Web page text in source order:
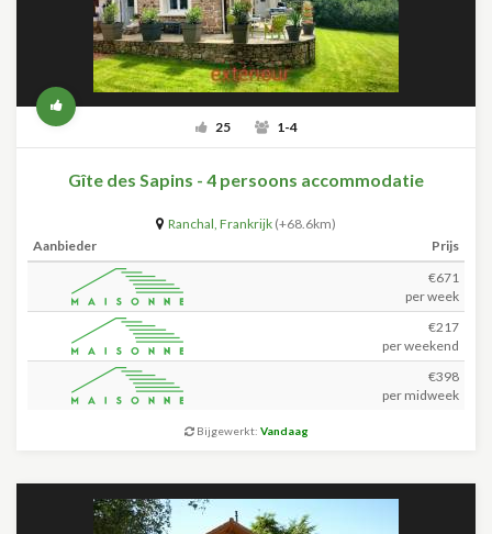
25 1-4
Gîte des Sapins - 4 persoons accommodatie
Ranchal, Frankrijk (+68.6km)
Aanbieder
Prijs
€671
per week
€217
per weekend
€398
per midweek
Bijgewerkt: Vandaag